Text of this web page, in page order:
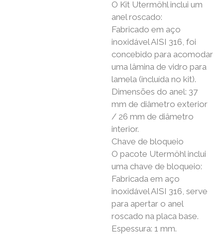
O Kit Utermöhl inclui um
anel roscado:
Fabricado em aço
inoxidável AISI 316, foi
concebido para acomodar
uma lâmina de vidro para
lamela (incluída no kit).
Dimensões do anel: 37
mm de diâmetro exterior
/ 26 mm de diâmetro
interior.
Chave de bloqueio
O pacote Utermöhl inclui
uma chave de bloqueio:
Fabricada em aço
inoxidável AISI 316, serve
para apertar o anel
roscado na placa base.
Espessura: 1 mm.